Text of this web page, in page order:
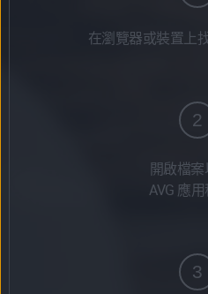
在瀏覽器或裝置上
2
開啟檔
AVG 應用
3